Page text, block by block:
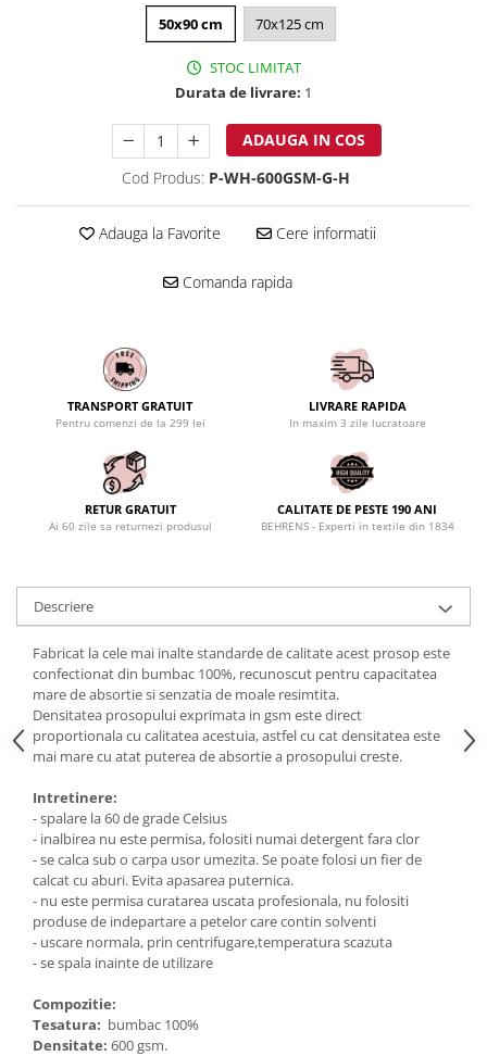
50x90 cm 70x125 cm
STOC LIMITAT
Durata de livrare: 1
ADAUGA IN COS
Cod Produs: P-WH-600GSM-G-H
Adauga la Favorite Cere informatii
Comanda rapida
TRANSPORT GRATUIT
Pentru comenzi de la 299 lei
LIVRARE RAPIDA
In maxim 3 zile lucratoare
RETUR GRATUIT
Ai 60 zile sa returnezi produsul
CALITATE DE PESTE 190 ANI
BEHRENS - Experti in textile din 1834
Descriere
Fabricat la cele mai inalte standarde de calitate acest prosop este
confectionat din bumbac 100%, recunoscut pentru capacitatea
mare de absortie si senzatia de moale resimtita.
Densitatea prosopului exprimata in gsm este direct
proportionala cu calitatea acestuia, astfel cu cat densitatea este
mai mare cu atat puterea de absortie a prosopului creste.
Intretinere:
- spalare la 60 de grade Celsius
- inalbirea nu este permisa, folositi numai detergent fara clor
- se calca sub o carpa usor umezita. Se poate folosi un fier de
calcat cu aburi. Evita apasarea puternica.
- nu este permisa curatarea uscata profesionala, nu folositi
produse de indepartare a petelor care contin solventi
- uscare normala, prin centrifugare,temperatura scazuta
- se spala inainte de utilizare
Compozitie:
Tesatura: bumbac 100%
Densitate: 600 gsm.